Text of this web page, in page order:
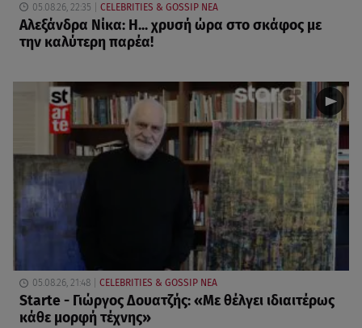
05.08.26, 22:35 CELEBRITIES & GOSSIP ΝΕΑ
Αλεξάνδρα Νίκα: Η... χρυσή ώρα στο σκάφος με
την καλύτερη παρέα!
05.08.26, 21:48 CELEBRITIES & GOSSIP ΝΕΑ
Starte - Γιώργος Δουατζής: «Με θέλγει ιδιαιτέρως
κάθε μορφή τέχνης»